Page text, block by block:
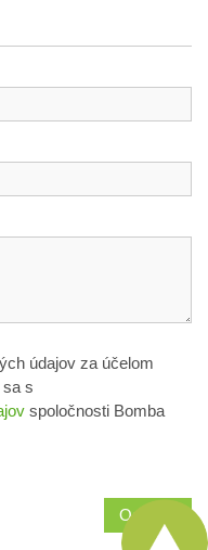
údajov za účelom
sa s
spoločnosti Bomba
Odoslať